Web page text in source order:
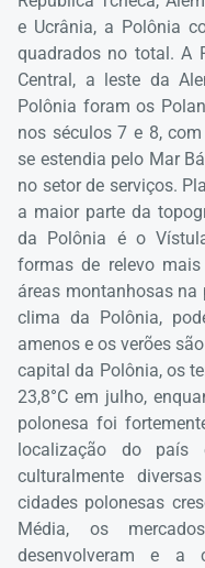
e Ucrânia, a Polônia
quadrados no total. A
Central, a leste da
Polônia foram os
nos séculos 7 e 8,
se estendia pelo Mar
no setor de serviços.
a maior parte da
da Polônia é o
formas de relevo
áreas montanhosas
clima da Polônia,
amenos e os verões
capital da Polônia, os
23,8°C em julho,
polonesa foi
localização do país
culturalmente
cidades polonesas
Média, os
desenvolveram e a